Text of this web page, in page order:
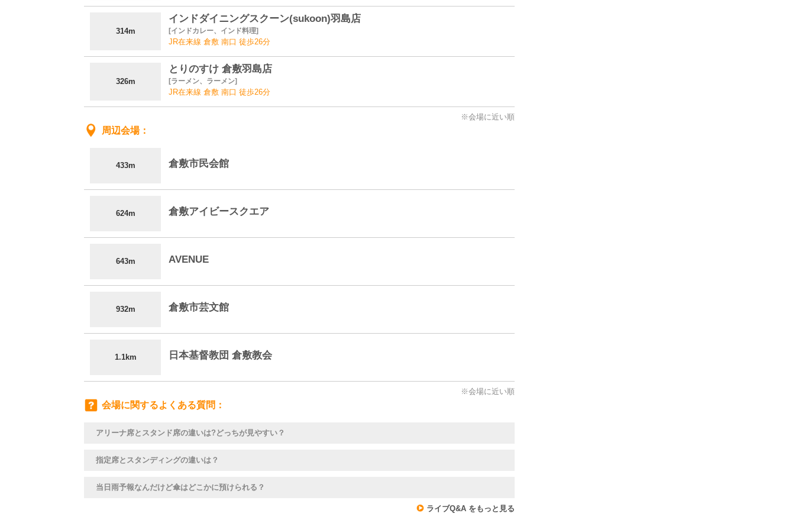
314m
インドダイニングスクーン(sukoon)羽島店
インドカレー、インド料理
JR在来線 倉敷 南口 徒歩26分
326m
とりのすけ 倉敷羽島店
ラーメン、ラーメン
JR在来線 倉敷 南口 徒歩26分
※会場に近い順
周辺会場
433m 倉敷市民会館
624m 倉敷アイビースクエア
643m AVENUE
932m 倉敷市芸文館
1.1km 日本基督教団 倉敷教会
※会場に近い順
会場に関するよくある質問
アリーナ席とスタンド席の違いは?どっちが見やすい？
指定席とスタンディングの違いは？
当日雨予報なんだけど傘はどこかに預けられる？
ライブQ&A をもっと見る